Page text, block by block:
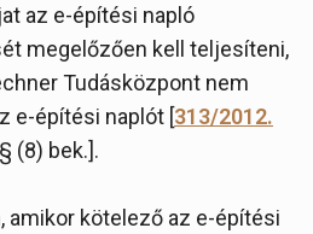
az e-építési napló
megelőzően kell teljesíteni,
Tudásközpont nem
e-építési naplót [313/2012.
(8) bek.].
amikor kötelező az e-építési